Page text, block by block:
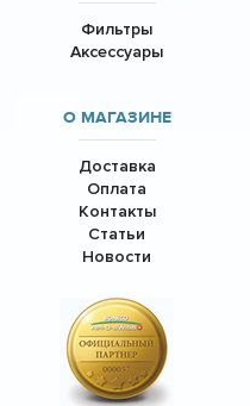
Фильтры
Аксессуары
О МАГАЗИНЕ
Доставка
Оплата
Контакты
Статьи
Новости